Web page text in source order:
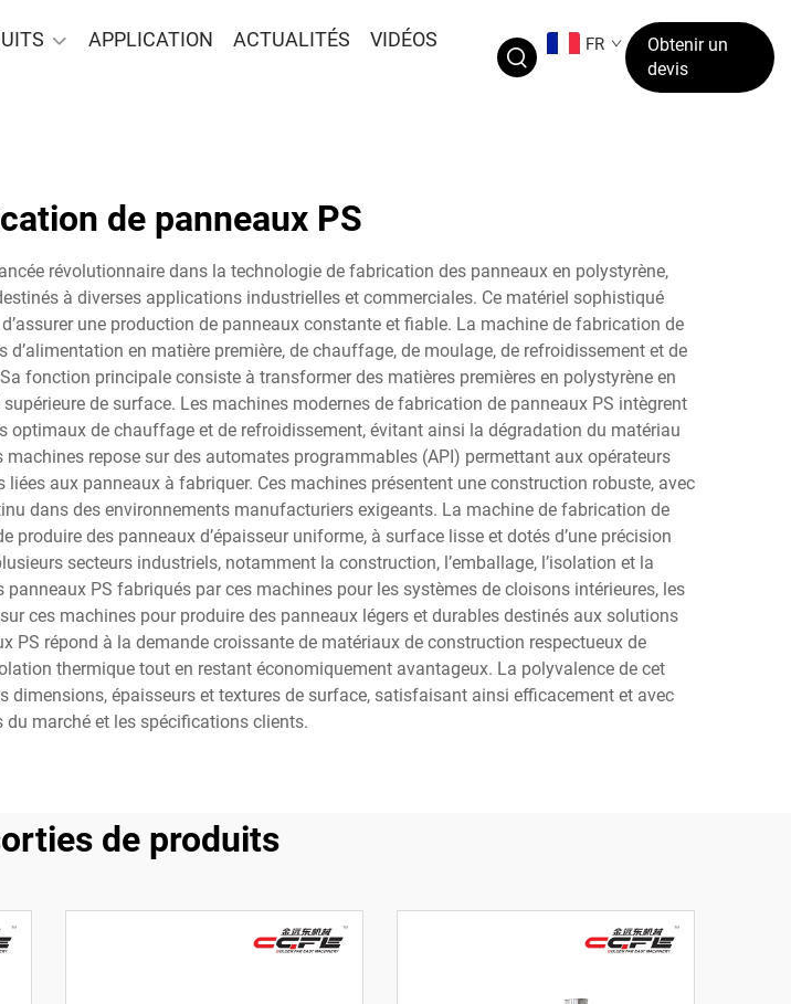
APPLICATION ACTUALITÉS
VIDÉOS
FR
Obtenir un
devis
de panneaux PS
révolutionnaire dans la technologie de fabrication des panneaux en polystyrène,
à diverses applications industrielles et commerciales. Ce matériel sophistiqué
une production de panneaux constante et fiable. La machine de fabrication de
en matière première, de chauffage, de moulage, de refroidissement et de
fonction principale consiste à transformer des matières premières en polystyrène en
de surface. Les machines modernes de fabrication de panneaux PS intègrent
de chauffage et de refroidissement, évitant ainsi la dégradation du matériau
repose sur des automates programmables (API) permettant aux opérateurs
aux panneaux à fabriquer. Ces machines présentent une construction robuste, avec
dans des environnements manufacturiers exigeants. La machine de fabrication de
des panneaux d’épaisseur uniforme, à surface lisse et dotés d’une précision
secteurs industriels, notamment la construction, l’emballage, l’isolation et la
PS fabriqués par ces machines pour les systèmes de cloisons intérieures, les
ces machines pour produire des panneaux légers et durables destinés aux solutions
PS répond à la demande croissante de matériaux de construction respectueux de
thermique tout en restant économiquement avantageux. La polyvalence de cet
épaisseurs et textures de surface, satisfaisant ainsi efficacement et avec
du marché et les spécifications clients.
de produits